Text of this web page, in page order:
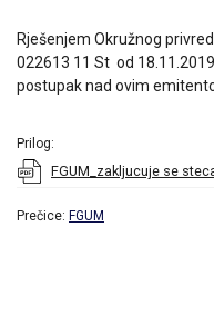
Rješenjem Okružnog
022613 11 St od
postupak nad ovim
Prilog:
FGUM_zakljucuje se
Prečice: FGUM